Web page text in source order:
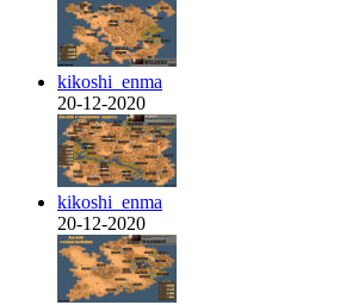
kikoshi_enma
20-12-2020
kikoshi_enma
20-12-2020